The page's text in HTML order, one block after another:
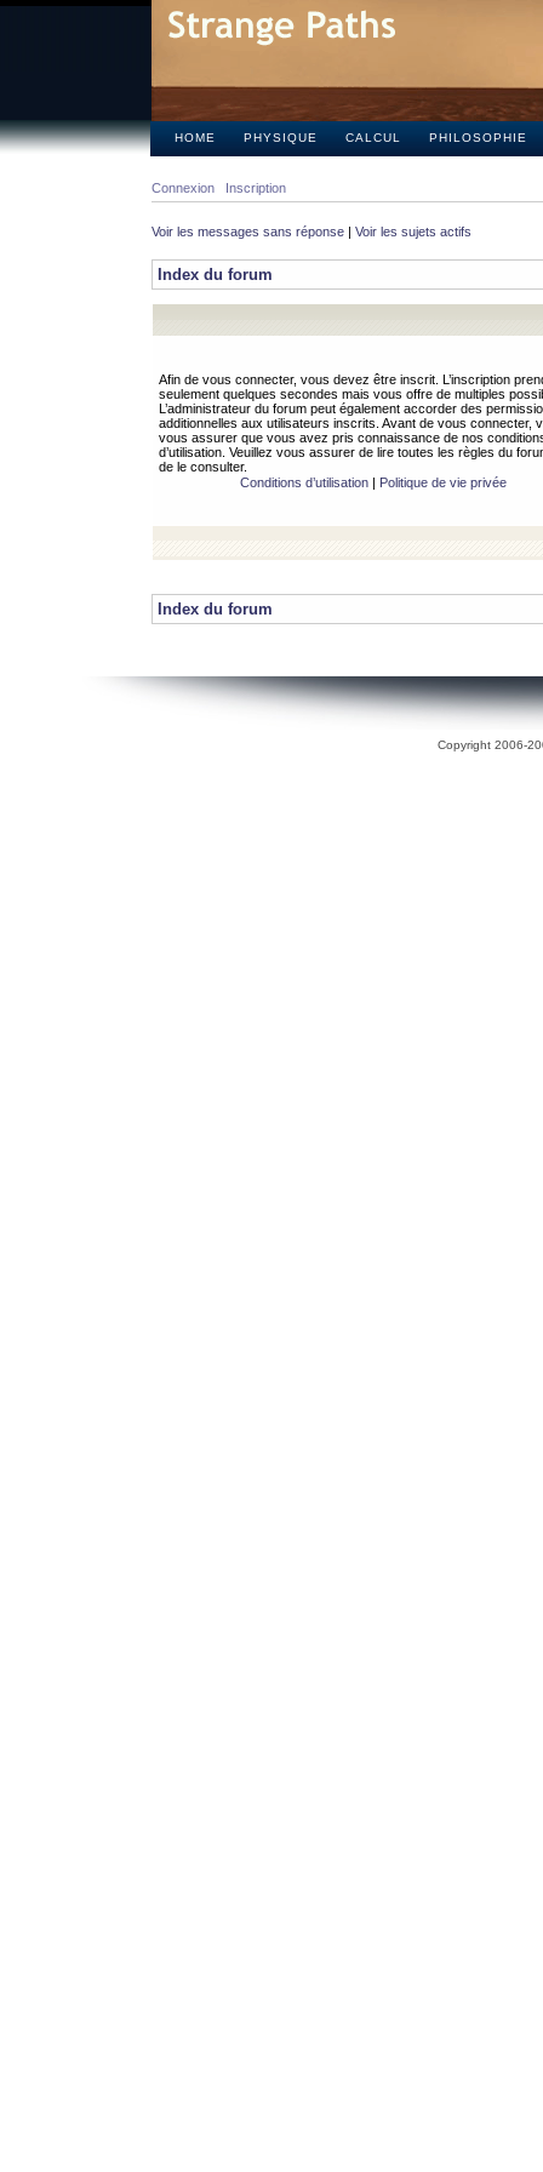
HOME PHYSIQUE CALCUL PHILOSOPHIE
Connexion Inscription
Voir les messages sans réponse | Voir les sujets actifs
Index du forum
Afin de vous connecter, vous devez être inscrit. L’inscription
seulement quelques secondes mais vous offre de multiples
L’administrateur du forum peut également accorder des
additionnelles aux utilisateurs inscrits. Avant de vous connecter,
vous assurer que vous avez pris connaissance de nos
d’utilisation. Veuillez vous assurer de lire toutes les règles du
de le consulter.
Conditions d’utilisation| Politique de vie privée
Index du forum
Copyright 2006-